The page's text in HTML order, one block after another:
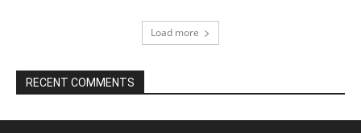
Load more
RECENT COMMENTS